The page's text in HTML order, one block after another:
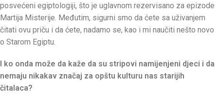
posvećeni egiptologiji, što je uglavnom rezervisano za epizode
Martija Misterije. Međutim, sigurni smo da ćete sa uživanjem
čitati ovu priču i da ćete, nadamo se, kao i mi naučiti nešto novo
o Starom Egiptu.
I ko onda može da kaže da su stripovi namijenjeni djeci i da
nemaju nikakav značaj za opštu kulturu nas starijih
čitalaca?